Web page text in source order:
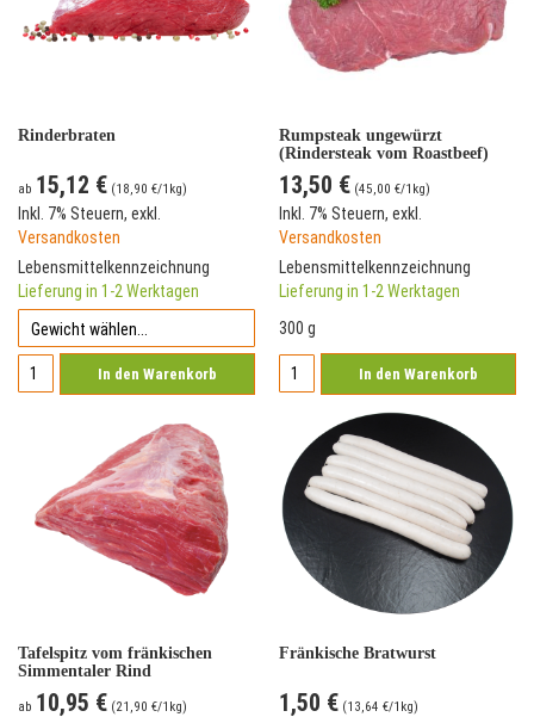
Rinderbraten
ab 15,12 € (18,90 €/1kg)
Inkl. 7% Steuern, exkl.
Versandkosten
Lebensmittelkennzeichnung
Lieferung in 1-2 Werktagen
In den Warenkorb
Rumpsteak ungewürzt
(Rindersteak vom Roastbeef)
13,50 € (45,00 €/1kg)
Inkl. 7% Steuern, exkl.
Versandkosten
Lebensmittelkennzeichnung
Lieferung in 1-2 Werktagen
300 g
In den Warenkorb
Tafelspitz vom fränkischen
Simmentaler Rind
ab 10,95 € (21,90 €/1kg)
Fränkische Bratwurst
1,50 € (13,64 €/1kg)